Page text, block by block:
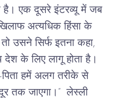
है। एक दूसरे इंटरव्यू में जब
अत्यधिक हिंसा के
तो उसने सिर्फ इतना कहा,
देश के लिए लागू होता है।
-पिता हमें अलग तरीके से
तक जाएगा। ” लेस्ली